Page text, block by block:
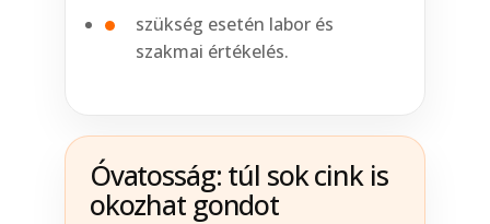
szükség esetén labor és
szakmai értékelés.
Óvatosság: túl sok cink is
okozhat gondot